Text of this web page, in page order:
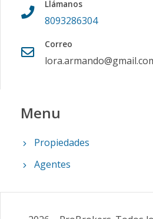
Llámanos
8093286304
Correo
Menu
Propiedades
Agentes